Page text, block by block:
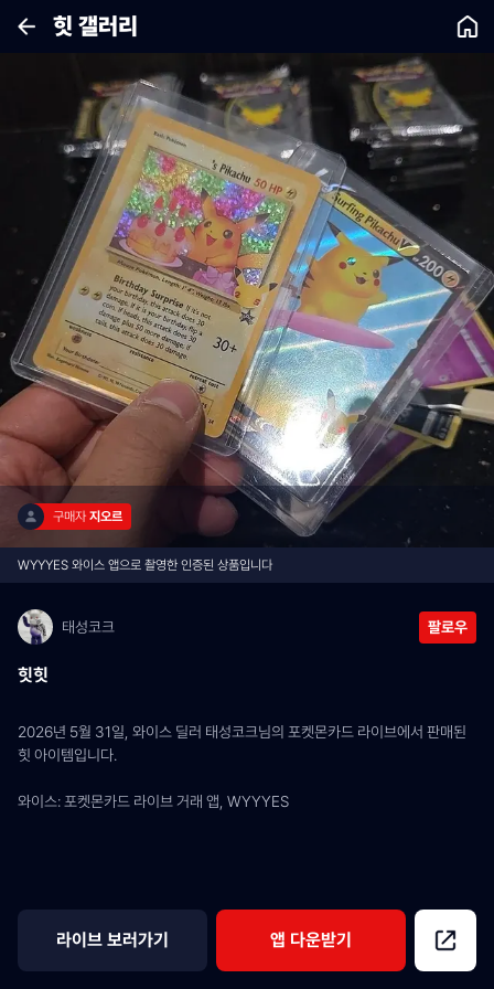
힛 갤러리
구매자 지오르
WYYYES 와이스 앱으로 촬영한 인증된 상품입니다
태성코크 팔로우
힛힛
2026년 5월 31일, 와이스 딜러 태성코크님의 포켓몬카드 라이브에서 판매된
힛 아이템입니다.
와이스: 포켓몬카드 라이브 거래 앱, WYYYES
라이브 보러가기 앱 다운받기